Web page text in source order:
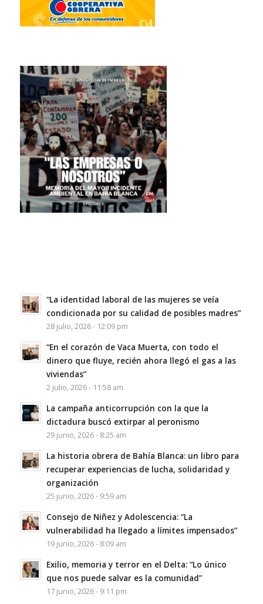
“La identidad laboral de las mujeres se veía
condicionada por su calidad de posibles madres”
28 julio, 2026 - 12:09 pm
“En el corazón de Vaca Muerta, con todo el
dinero que fluye, recién ahora llegó el gas a las
viviendas”
2 julio, 2026 - 11:58 am
La campaña anticorrupción con la que la
dictadura buscó extirpar al peronismo
29 junio, 2026 - 8:25 am
La historia obrera de Bahía Blanca: un libro para
recuperar experiencias de lucha, solidaridad y
organización
25 junio, 2026 - 9:59 am
Consejo de Niñez y Adolescencia: “La
vulnerabilidad ha llegado a límites impensados”
19 junio, 2026 - 8:09 am
Exilio, memoria y terror en el Delta: “Lo único
que nos puede salvar es la comunidad”
17 junio, 2026 - 9:11 pm